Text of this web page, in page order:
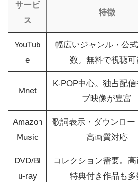
サービ
ス
特徴
YouTub
e
幅広いジャンル・公
数。無料で視聴可
Mnet
K-POP中心。独占配信
ブ映像が豊富
Amazon
Music
歌詞表示・ダウンロー
高画質対応
DVD/Bl
u-ray
コレクション需要。高
特典付き作品も多